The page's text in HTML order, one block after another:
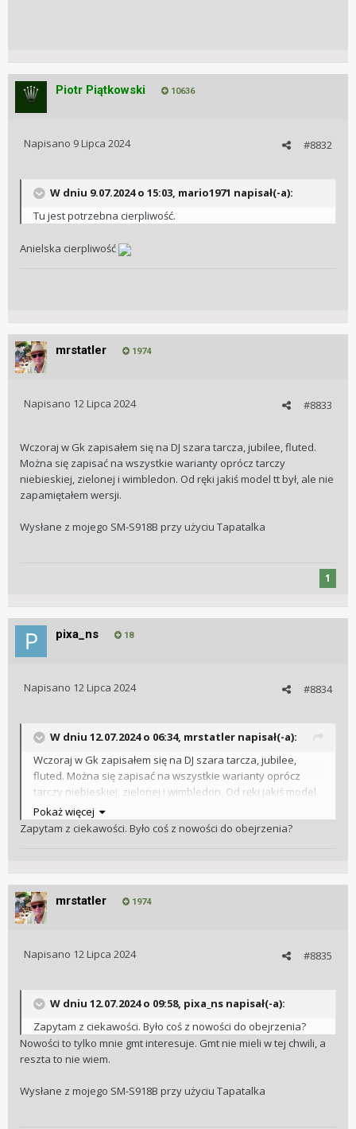
Piotr Piątkowski 10636
#8832
Napisano 9 Lipca 2024
W dniu 9.07.2024 o 15:03, mario1971 napisał(-a):
Tu jest potrzebna cierpliwość.
Anielska cierpliwość
mrstatler 1974
#8833
Napisano 12 Lipca 2024
Wczoraj w Gk zapisałem się na DJ szara tarcza, jubilee, fluted.
Można się zapisać na wszystkie warianty oprócz tarczy
niebieskiej, zielonej i wimbledon. Od ręki jakiś model tt był, ale nie
zapamiętałem wersji.
Wysłane z mojego SM-S918B przy użyciu Tapatalka
1
pixa_ns 18
#8834
Napisano 12 Lipca 2024
W dniu 12.07.2024 o 06:34, mrstatler napisał(-a):
Wczoraj w Gk zapisałem się na DJ szara tarcza, jubilee,
fluted. Można się zapisać na wszystkie warianty oprócz
tarczy niebieskiej, zielonej i wimbledon. Od ręki jakiś model
tt był, ale nie zapamiętałem wersji.
Wysłane z mojego SM-S918B przy użyciu Tapatalka
Pokaż więcej
Zapytam z ciekawości. Było coś z nowości do obejrzenia?
mrstatler 1974
#8835
Napisano 12 Lipca 2024
W dniu 12.07.2024 o 09:58, pixa_ns napisał(-a):
Zapytam z ciekawości. Było coś z nowości do obejrzenia?
Nowości to tylko mnie gmt interesuje. Gmt nie mieli w tej chwili, a
reszta to nie wiem.
Wysłane z mojego SM-S918B przy użyciu Tapatalka